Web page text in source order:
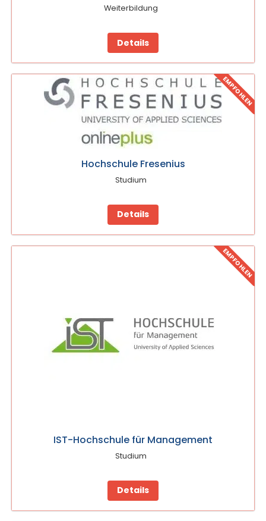
Weiterbildung
Details
EMPFOHLEN
Hochschule Fresenius
Studium
Details
EMPFOHLEN
IST-Hochschule für Management
Studium
Details